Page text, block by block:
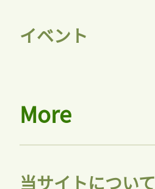
イベント
More
当サイトについて